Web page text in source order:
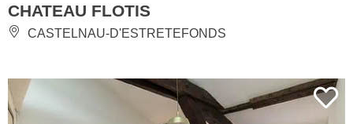
CHATEAU FLOTIS
CASTELNAU-D'ESTRETEFONDS